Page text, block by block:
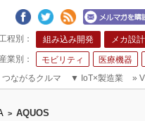
組み込み開発 メカ設計
モビリティ
医療機器
つながるクルマ ▼ IoT×製造業 »
> AQUOS